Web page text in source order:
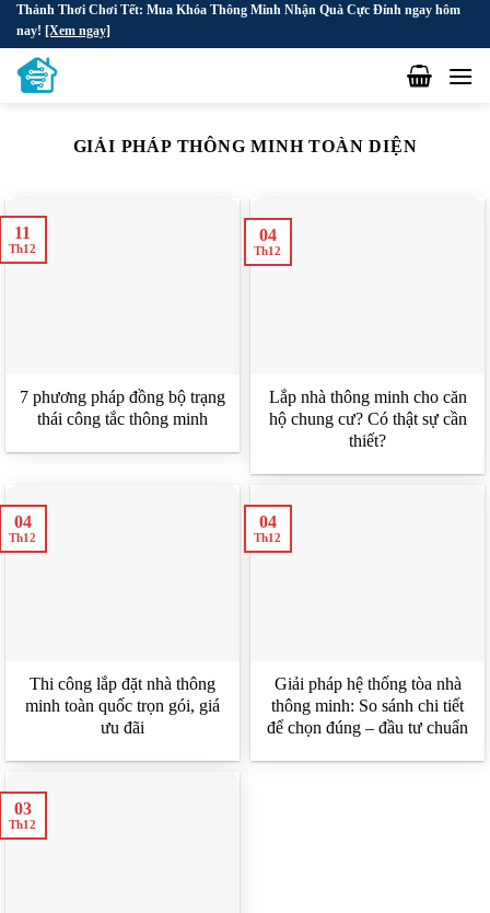
Skip
content
Thảnh Thơi Chơi Tết: Mua Khóa Thông Minh Nhận Quà Cực Đỉnh ngay hôm
nay! [Xem ngay]
GIẢI PHÁP THÔNG MINH TOÀN DIỆN
7 phương pháp đồng bộ trạng
thái công tắc thông minh
11
Th12
Lắp nhà thông minh cho căn
hộ chung cư? Có thật sự cần
thiết?
04
Th12
Thi công lắp đặt nhà thông
minh toàn quốc trọn gói, giá
ưu đãi
04
Th12
Giải pháp hệ thống tòa nhà
thông minh: So sánh chi tiết
để chọn đúng – đầu tư chuẩn
04
Th12
03
Th12